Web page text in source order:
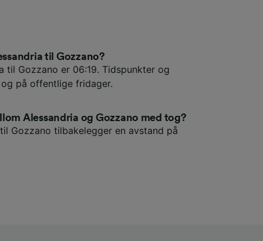
til Gozzano?
til Gozzano er 06:19. Tidspunkter og
på offentlige fridager.
Alessandria og Gozzano med tog?
Gozzano tilbakelegger en avstand på